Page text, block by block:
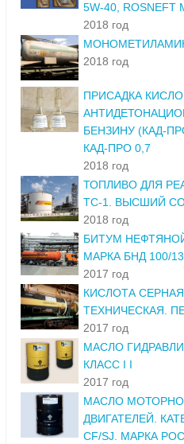
5W-40, ROSNEFT
2018 год
2018 год
ПРИСАДКА
БЕНЗИНУ (КАД-
КАД-ПРО 0,7
2018 год
ТОПЛИВО ДЛЯ
ТС-1. ВЫСШИЙ
2018 год
БИТУМ
МАРКА БНД 100/
2017 год
КИСЛОТА
ТЕХНИЧЕСКАЯ.
2017 год
МАСЛО
КЛАСС I I
2017 год
МАСЛО
ДВИГАТЕЛЕЙ.
CF/SJ. МАРКА